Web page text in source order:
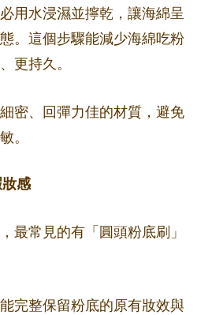
必用水浸濕並擰乾，讓海綿呈
。這個步驟能減少海綿吃粉
更持久。
密、回彈力佳的材質，避免
。
感
最常見的有「圓頭粉底刷」
完整保留粉底的原有妝效與